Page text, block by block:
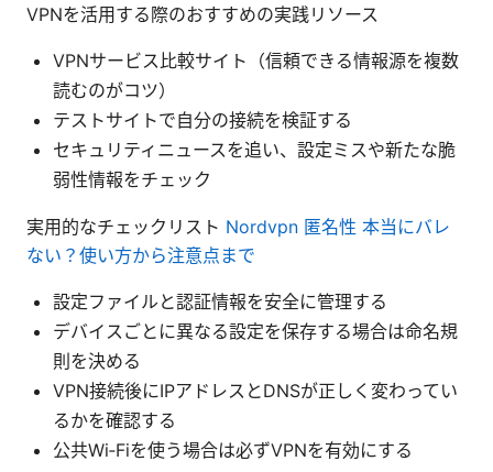
VPNを活用する際のおすすめの実践リソース
VPNサービス比較サイト（信頼できる情報源を複数
読むのがコツ）
テストサイトで自分の接続を検証する
セキュリティニュースを追い、設定ミスや新たな脆
弱性情報をチェック
実用的なチェックリスト Nordvpn 匿名性 本当にバレ
ない？使い方から注意点まで
設定ファイルと認証情報を安全に管理する
デバイスごとに異なる設定を保存する場合は命名規
則を決める
VPN接続後にIPアドレスとDNSが正しく変わってい
るかを確認する
公共Wi‑Fiを使う場合は必ずVPNを有効にする